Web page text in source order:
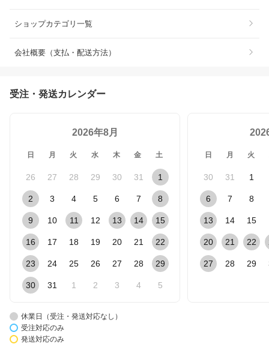
ショップカテゴリ一覧
会社概要（支払・配送方法）
受注・発送カレンダー
2026年8月
日 月 火 水 木 金 土
26 27 28 29 30 31 1
2 3 4 5 6 7 8
9 10 11 12 13 14 15
16 17 18 19 20 21 22
23 24 25 26 27 28 29
30 31 1 2 3 4 5
日 月 火
30 31 1
6 7 8
13 14 15
20 21 22
27 28 29
休業日（受注・発送対応なし）
受注対応のみ
発送対応のみ